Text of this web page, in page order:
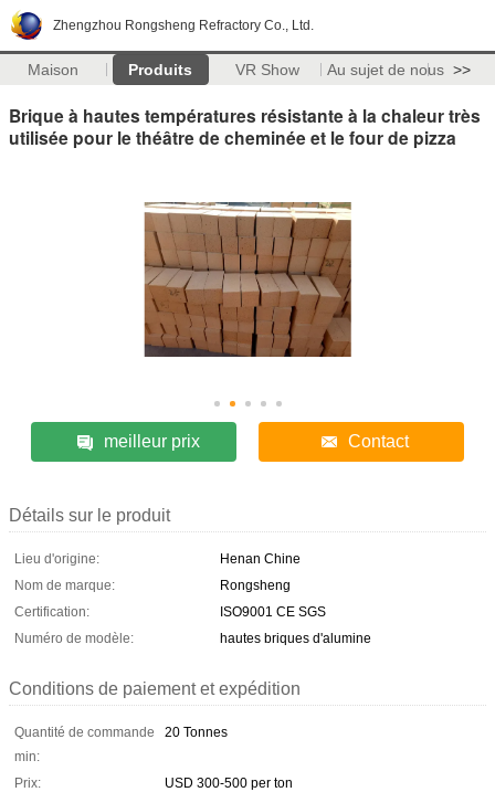
Zhengzhou Rongsheng Refractory Co., Ltd.
Maison Produits VR Show Au sujet de nous >>
Brique à hautes températures résistante à la chaleur très
utilisée pour le théâtre de cheminée et le four de pizza
meilleur prix Contact
Détails sur le produit
Lieu d'origine:
Henan Chine
Nom de marque:
Rongsheng
Certification:
ISO9001 CE SGS
Numéro de modèle:
hautes briques d'alumine
Conditions de paiement et expédition
Quantité de commande
min:
20 Tonnes
Prix:
USD 300-500 per ton